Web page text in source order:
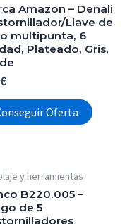
Amazon – Denali
Llave de
multipunta, 6
Plateado, Gris,
€
Oferta
y herramientas
B220.005 –
de 5